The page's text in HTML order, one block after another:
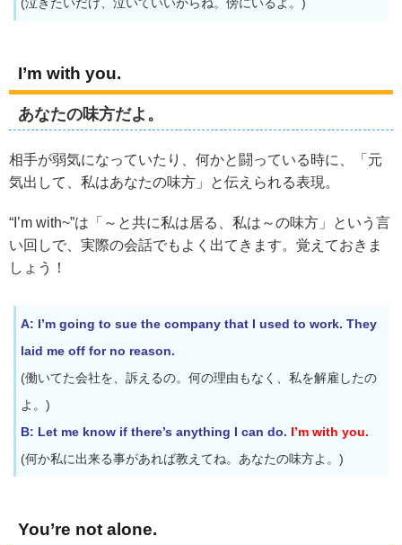
I’m with you.
あなたの味方だよ。
相手が弱気になっていたり、何かと闘っている時に、「元
気出して、私はあなたの味方」と伝えられる表現。
“I’m with~”は「～と共に私は居る、私は～の味方」という言
い回しで、実際の会話でもよく出てきます。覚えておきま
しょう！
A: I’m going to sue the company that I used to work. They
laid me off for no reason.
(働いてた会社を、訴えるの。何の理由もなく、私を解雇したの
よ。)
B: Let me know if there’s anything I can do. I’m with you.
(何か私に出来る事があれば教えてね。あなたの味方よ。)
You’re not alone.